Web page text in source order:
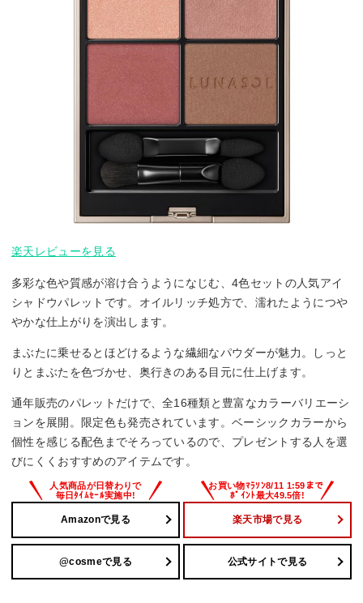
楽天レビューを見る
多彩な色や質感が溶け合うようになじむ、4色セットの人気アイ
シャドウパレットです。オイルリッチ処方で、濡れたようにつや
やかな仕上がりを演出します。
まぶたに乗せるとほどけるような繊細なパウダーが魅力。しっと
りとまぶたを色づかせ、奥行きのある目元に仕上げます。
通年販売のパレットだけで、全16種類と豊富なカラーバリエーシ
ョンを展開。限定色も発売されています。ベーシックカラーから
個性を感じる配色までそろっているので、プレゼントする人を選
びにくくおすすめのアイテムです。
Amazonで見る 楽天市場で見る
@cosmeで見る 公式サイトで見る